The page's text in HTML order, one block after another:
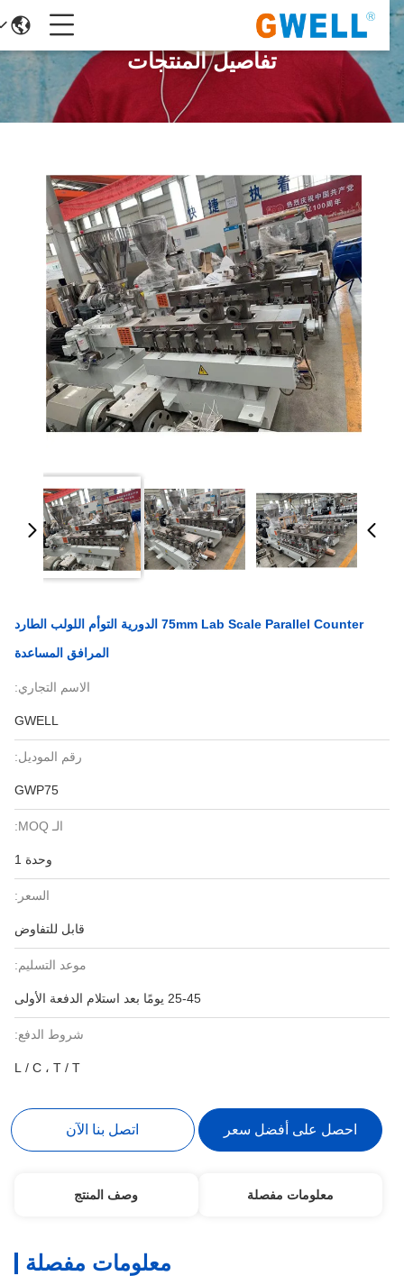
تفاصيل المنتجات
75mm Lab Scale Parallel Counter الدورية التوأم اللولب الطارد
المرافق المساعدة
الاسم التجاري:
GWELL
رقم الموديل:
GWP75
الـ MOQ:
وحدة 1
السعر:
قابل للتفاوض
موعد التسليم:
25-45 يومًا بعد استلام الدفعة الأولى
شروط الدفع:
L / C ، T / T
احصل على أفضل سعر اتصل بنا الآن
معلومات مفصلة وصف المنتج
معلومات مفصلة